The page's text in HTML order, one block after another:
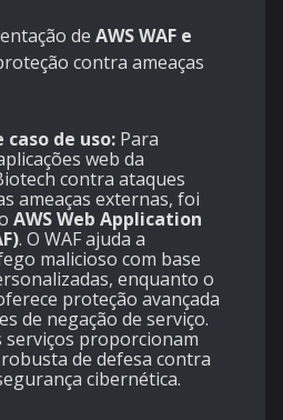
de AWS WAF e
contra ameaças
caso de uso: Para
web da
contra ataques
ameaças externas, foi
AWS Web Application
. O WAF ajuda a
malicioso com base
enquanto o
proteção avançada
de negação de serviço.
serviços proporcionam
de defesa contra
cibernética.